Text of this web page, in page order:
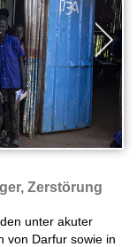
Zerstörung
unter akuter
von Darfur sowie in